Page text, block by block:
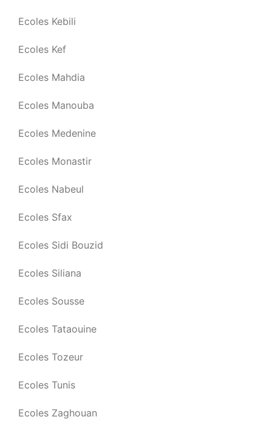
Ecoles Kebili
Ecoles Kef
Ecoles Mahdia
Ecoles Manouba
Ecoles Medenine
Ecoles Monastir
Ecoles Nabeul
Ecoles Sfax
Ecoles Sidi Bouzid
Ecoles Siliana
Ecoles Sousse
Ecoles Tataouine
Ecoles Tozeur
Ecoles Tunis
Ecoles Zaghouan